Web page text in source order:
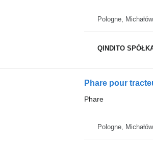
Pologne, Michałów
QINDITO
Phare pour
Phare
Pologne, Michałów